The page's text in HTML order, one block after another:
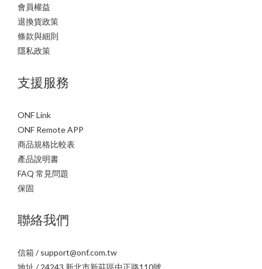
會員權益
退換貨政策
條款與細則
隱私政策
支援服務
ONF Link
ONF Remote APP
商品規格比較表
產品說明書
FAQ 常見問題
保固
聯絡我們
信箱 / support@onf.com.tw
地址 / 24243 新北市新莊區中正路110號